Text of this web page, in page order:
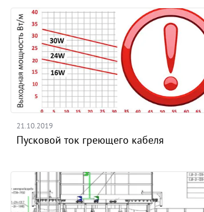
21.10.2019
Пусковой ток греющего кабеля